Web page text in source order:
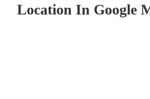
Location In Google